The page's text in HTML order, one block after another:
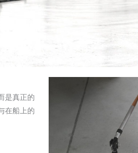
是真正的
在船上的